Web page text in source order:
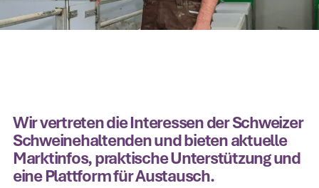
Wir vertreten die Interessen der Schweizer
Schweinehaltenden und bieten aktuelle
Marktinfos, praktische Unterstützung und
eine Plattform für Austausch.